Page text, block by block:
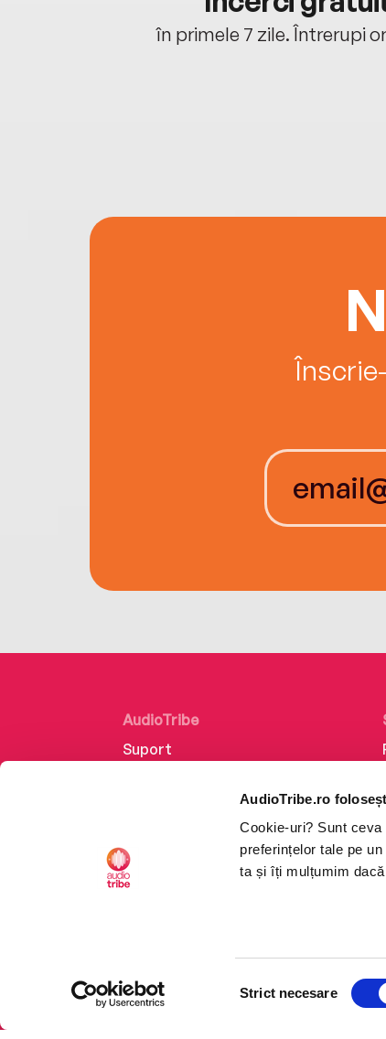
AudioTribe.ro
Cookie-uri? Sunt
preferințelor tale pe
ta și îți mulțumim
Strict necesare
în primele 7 zile. Întrerupi
AudioTribe
Suport
Retragere din comandă